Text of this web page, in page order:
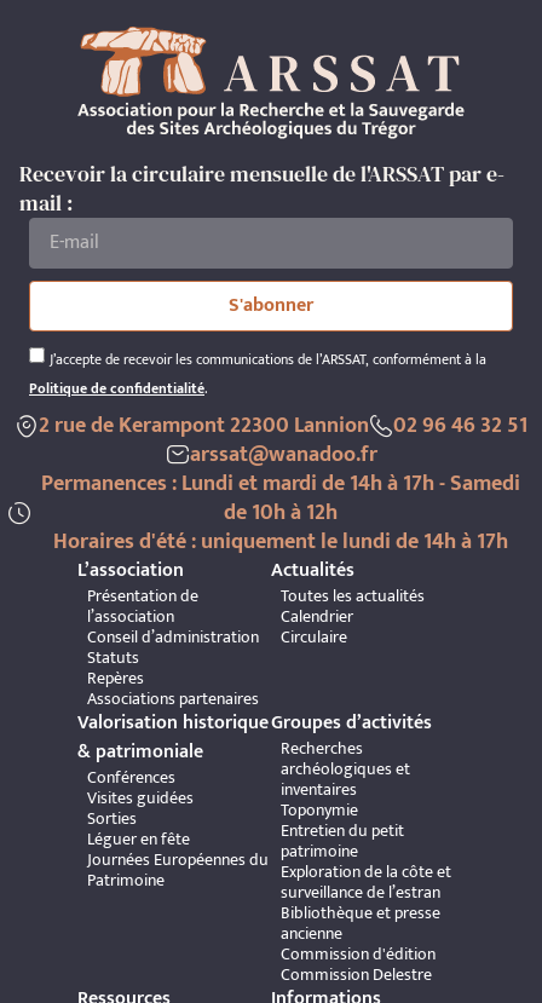
Recevoir la circulaire mensuelle de l'ARSSAT par e-
mail :
J’accepte de recevoir les communications de l’ARSSAT, conformément à la
Politique de confidentialité.
S'abonner
2 rue de Kerampont 22300 Lannion
02 96 46 32 51
arssat@wanadoo.fr
Permanences : Lundi et mardi de 14h à 17h - Samedi
de 10h à 12h
Horaires d'été : uniquement le lundi de 14h à 17h
L’association
Présentation de
l’association
Conseil d’administration
Statuts
Repères
Associations partenaires
Actualités
Toutes les actualités
Calendrier
Circulaire
Valorisation historique
& patrimoniale
Conférences
Visites guidées
Sorties
Léguer en fête
Journées Européennes du
Patrimoine
Groupes d’activités
Recherches
archéologiques et
inventaires
Toponymie
Entretien du petit
patrimoine
Exploration de la côte et
surveillance de l’estran
Bibliothèque et presse
ancienne
Commission d'édition
Commission Delestre